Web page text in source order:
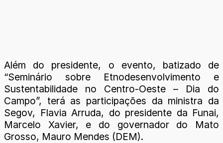
Além do presidente, o evento, batizado de
“Seminário sobre Etnodesenvolvimento e
Sustentabilidade no Centro-Oeste – Dia do
Campo”, terá as participações da ministra da
Segov, Flavia Arruda, do presidente da Funai,
Marcelo Xavier, e do governador do Mato
Grosso, Mauro Mendes (DEM).